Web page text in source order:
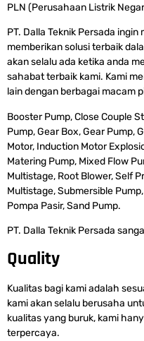
PLN (Perusahaan Listrik
PT. Dalla Teknik Persada
memberikan solusi terbaik
akan selalu ada ketika anda
sahabat terbaik kami. Kami
lain dengan berbagai macam
Booster Pump, Close Couple
Pump, Gear Box, Gear Pump,
Motor, Induction Motor
Matering Pump, Mixed Flow
Multistage, Root Blower, Self
Multistage, Submersible
Pompa Pasir, Sand Pump.
PT. Dalla Teknik Persada
Quality
Kualitas bagi kami adalah
kami akan selalu berusaha
kualitas yang buruk, kami
terpercaya.